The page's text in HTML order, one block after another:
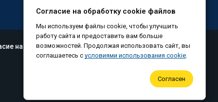
на обработку файлов cookie
Согласие на обработку cookie файлов
Мы используем файлы cookie, чтобы улучшить
работу сайта и предоставить вам больше
возможностей. Продолжая использовать сайт, вы
соглашаетесь с условиями использования cookie.
Согласен